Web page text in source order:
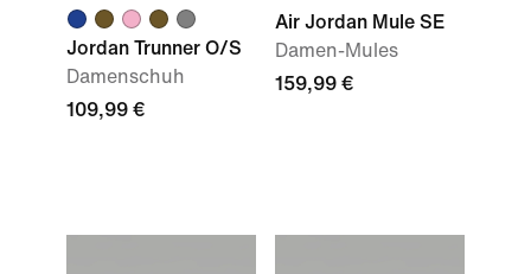
Jordan Trunner O/S
Damenschuh
109,99 €
Air Jordan Mule SE
Damen-Mules
159,99 €